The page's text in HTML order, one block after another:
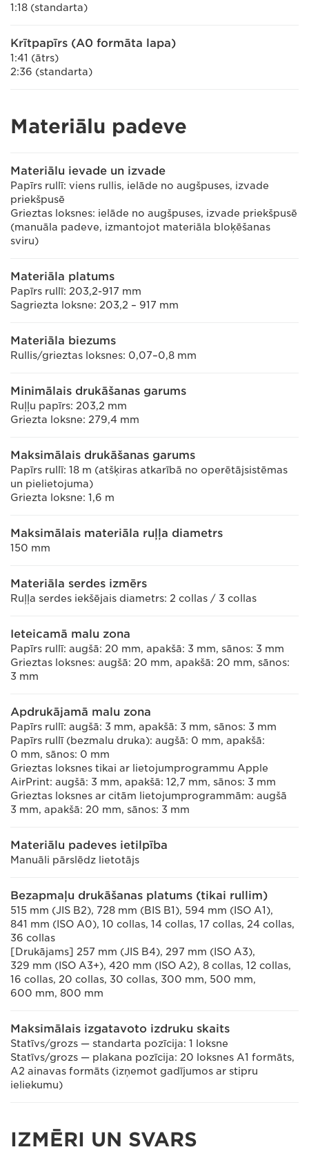
1:18 (standarta)
Krītpapīrs (A0 formāta lapa)
1:41 (ātrs)
2:36 (standarta)
Materiālu padeve
Materiālu ievade un izvade
Papīrs rullī: viens rullis, ielāde no augšpuses, izvade
priekšpusē
Grieztas loksnes: ielāde no augšpuses, izvade priekšpusē
(manuāla padeve, izmantojot materiāla bloķēšanas
sviru)
Materiāla platums
Papīrs rullī: 203,2-917 mm
Sagriezta loksne: 203,2 – 917 mm
Materiāla biezums
Rullis/grieztas loksnes: 0,07–0,8 mm
Minimālais drukāšanas garums
Ruļļu papīrs: 203,2 mm
Griezta loksne: 279,4 mm
Maksimālais drukāšanas garums
Papīrs rullī: 18 m (atšķiras atkarībā no operētājsistēmas
un pielietojuma)
Griezta loksne: 1,6 m
Maksimālais materiāla ruļļa diametrs
150 mm
Materiāla serdes izmērs
Ruļļa serdes iekšējais diametrs: 2 collas / 3 collas
Ieteicamā malu zona
Papīrs rullī: augšā: 20 mm, apakšā: 3 mm, sānos: 3 mm
Grieztas loksnes: augšā: 20 mm, apakšā: 20 mm, sānos:
3 mm
Apdrukājamā malu zona
Papīrs rullī: augšā: 3 mm, apakšā: 3 mm, sānos: 3 mm
Papīrs rullī (bezmalu druka): augšā: 0 mm, apakšā:
0 mm, sānos: 0 mm
Grieztas loksnes tikai ar lietojumprogrammu Apple
AirPrint: augšā: 3 mm, apakšā: 12,7 mm, sānos: 3 mm
Grieztas loksnes ar citām lietojumprogrammām: augšā
3 mm, apakšā: 20 mm, sānos: 3 mm
Materiālu padeves ietilpība
Manuāli pārslēdz lietotājs
Bezapmaļu drukāšanas platums (tikai rullim)
515 mm (JIS B2), 728 mm (BIS B1), 594 mm (ISO A1),
841 mm (ISO A0), 10 collas, 14 collas, 17 collas, 24 collas,
36 collas
[Drukājams] 257 mm (JIS B4), 297 mm (ISO A3),
329 mm (ISO A3+), 420 mm (ISO A2), 8 collas, 12 collas,
16 collas, 20 collas, 30 collas, 300 mm, 500 mm,
600 mm, 800 mm
Maksimālais izgatavoto izdruku skaits
Statīvs/grozs — standarta pozīcija: 1 loksne
Statīvs/grozs — plakana pozīcija: 20 loksnes A1 formāts,
A2 ainavas formāts (izņemot gadījumos ar stipru
ieliekumu)
IZMĒRI UN SVARS